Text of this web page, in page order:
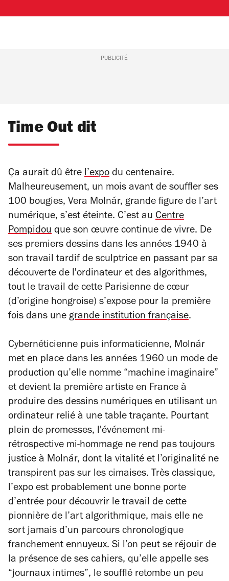
PUBLICITÉ
Time Out dit
Ça aurait dû être l’expo du centenaire.
Malheureusement, un mois avant de souffler ses
100 bougies, Vera Molnár, grande figure de l’art
numérique, s’est éteinte. C’est au Centre
Pompidou que son œuvre continue de vivre. De
ses premiers dessins dans les années 1940 à
son travail tardif de sculptrice en passant par sa
découverte de l'ordinateur et des algorithmes,
tout le travail de cette Parisienne de cœur
(d’origine hongroise) s’expose pour la première
fois dans une grande institution française.
Cybernéticienne puis informaticienne, Molnár
met en place dans les années 1960 un mode de
production qu’elle nomme “machine imaginaire”
et devient la première artiste en France à
produire des dessins numériques en utilisant un
ordinateur relié à une table traçante. Pourtant
plein de promesses, l'événement mi-
rétrospective mi-hommage ne rend pas toujours
justice à Molnár, dont la vitalité et l’originalité ne
transpirent pas sur les cimaises. Très classique,
l’expo est probablement une bonne porte
d’entrée pour découvrir le travail de cette
pionnière de l’art algorithmique, mais elle ne
sort jamais d’un parcours chronologique
franchement ennuyeux. Si l’on peut se réjouir de
la présence de ses cahiers, qu’elle appelle ses
“journaux intimes”, le soufflé retombe un peu